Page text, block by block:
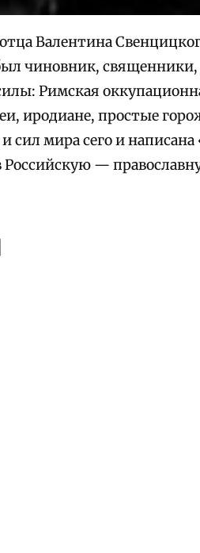
Валентина
чиновник, священники,
Римская
иродиане, простые
сил мира сего и
Российскую —